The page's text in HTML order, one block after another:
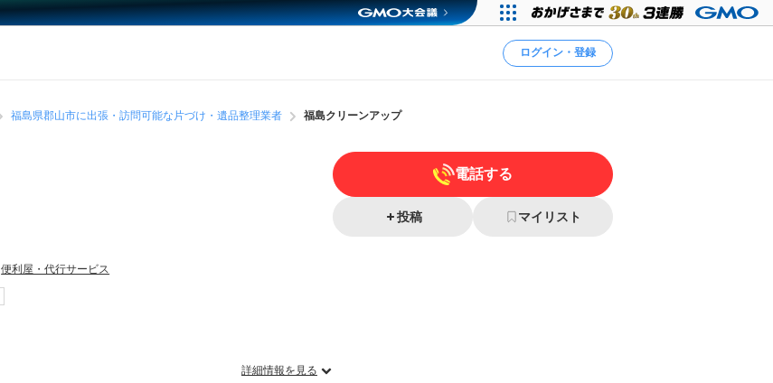
ログイン・登録
福島県郡山市に出張・訪問可能な片づけ・遺品整理業者 福島クリーンアップ
便利屋・代行サービス
詳細情報を見る
電話する
投稿 マイリスト